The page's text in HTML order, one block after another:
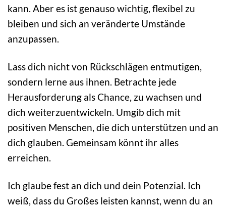
kann. Aber es ist genauso wichtig, flexibel zu
bleiben und sich an veränderte Umstände
anzupassen.
Lass dich nicht von Rückschlägen entmutigen,
sondern lerne aus ihnen. Betrachte jede
Herausforderung als Chance, zu wachsen und
dich weiterzuentwickeln. Umgib dich mit
positiven Menschen, die dich unterstützen und an
dich glauben. Gemeinsam könnt ihr alles
erreichen.
Ich glaube fest an dich und dein Potenzial. Ich
weiß, dass du Großes leisten kannst, wenn du an